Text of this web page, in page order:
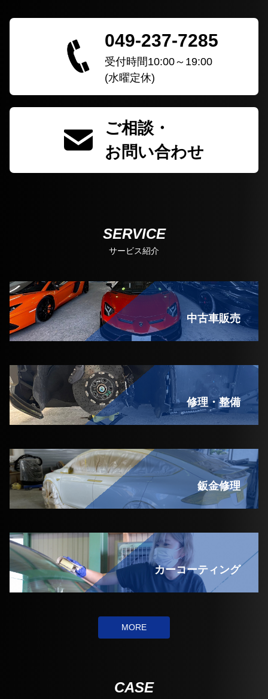
049-237-7285
受付時間10:00～19:00
(水曜定休)
ご相談・
お問い合わせ
SERVICE
サービス紹介
中古車販売
修理・整備
鈑金修理
カーコーティング
MORE
CASE